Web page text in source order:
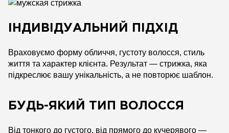
ІНДИВІДУАЛЬНИЙ ПІДХІД
Враховуємо форму обличчя, густоту волосся, стиль
життя та характер клієнта. Результат — стрижка, яка
підкреслює вашу унікальність, а не повторює шаблон.
БУДЬ-ЯКИЙ ТИП ВОЛОССЯ
Від тонкого до густого, від прямого до кучерявого —